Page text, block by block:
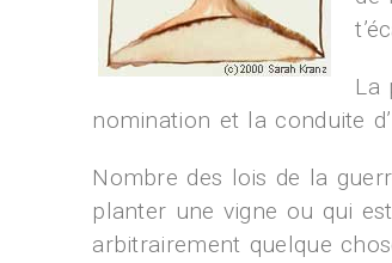
La
nomination et la conduite
Nombre des lois de la
planter une vigne ou qui
arbitrairement quelque